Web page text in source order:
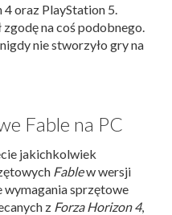
oraz PlayStation 5.
na coś podobnego.
nie stworzyło gry na
Fable na PC
jakichkolwiek
Fablew wersji
wymagania sprzętowe
z Forza Horizon 4,